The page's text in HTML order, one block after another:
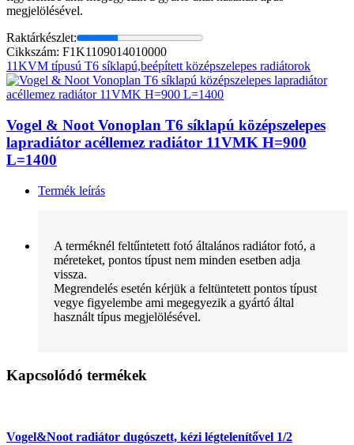
megjelölésével.
Raktárkészlet:
Cikkszám: F1K1109014010000
11KVM típusú T6 síklapú,beépített középszelepes radiátorok
Vogel & Noot Vonoplan T6 síklapú középszelepes
lapradiátor acéllemez radiátor 11VMK H=900
L=1400
Termék leírás
A terméknél feltűntetett fotó általános radiátor fotó, a
méreteket, pontos típust nem minden esetben adja
vissza.
Megrendelés esetén kérjük a feltüntetett pontos típust
vegye figyelembe ami megegyezik a gyártó által
használt típus megjelölésével.
Kapcsolódó termékek
Vogel&Noot radiátor dugószett, kézi légtelenítővel 1/2